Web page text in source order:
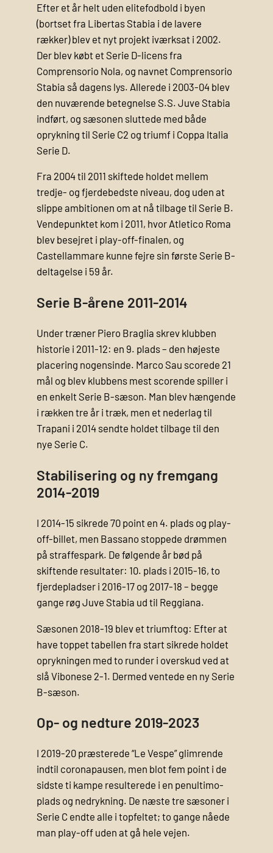
Efter et år helt uden elitefodbold i byen
(bortset fra Libertas Stabia i de lavere
rækker) blev et nyt projekt iværksat i 2002.
Der blev købt et Serie D-licens fra
Comprensorio Nola, og navnet Comprensorio
Stabia så dagens lys. Allerede i 2003-04 blev
den nuværende betegnelse S.S. Juve Stabia
indført, og sæsonen sluttede med både
oprykning til Serie C2 og triumf i Coppa Italia
Serie D.
Fra 2004 til 2011 skiftede holdet mellem
tredje- og fjerde­bedste niveau, dog uden at
slippe ambitionen om at nå tilbage til Serie B.
Vendepunktet kom i 2011, hvor Atletico Roma
blev besejret i play-off-finalen, og
Castellammare kunne fejre sin første Serie B-
deltagelse i 59 år.
Serie B-årene 2011-2014
Under træner Piero Braglia skrev klubben
historie i 2011-12: en 9. plads – den højeste
placering nogensinde. Marco Sau scorede 21
mål og blev klubbens mest scorende spiller i
en enkelt Serie B-sæson. Man blev hængende
i rækken tre år i træk, men et nederlag til
Trapani i 2014 sendte holdet tilbage til den
nye Serie C.
Stabilisering og ny fremgang
2014-2019
I 2014-15 sikrede 70 point en 4. plads og play-
off-billet, men Bassano stoppede drømmen
på straffespark. De følgende år bød på
skiftende resultater: 10. plads i 2015-16, to
fjerdepladser i 2016-17 og 2017-18 – begge
gange røg Juve Stabia ud til Reggiana.
Sæsonen 2018-19 blev et triumftog: Efter at
have toppet tabellen fra start sikrede holdet
oprykningen med to runder i overskud ved at
slå Vibonese 2-1. Dermed ventede en ny Serie
B-sæson.
Op- og nedture 2019-2023
I 2019-20 præsterede “Le Vespe” glimrende
indtil coronapausen, men blot fem point i de
sidste ti kampe resulterede i en penultimo­
plads og nedrykning. De næste tre sæsoner i
Serie C endte alle i topfeltet; to gange nåede
man play-off uden at gå hele vejen.